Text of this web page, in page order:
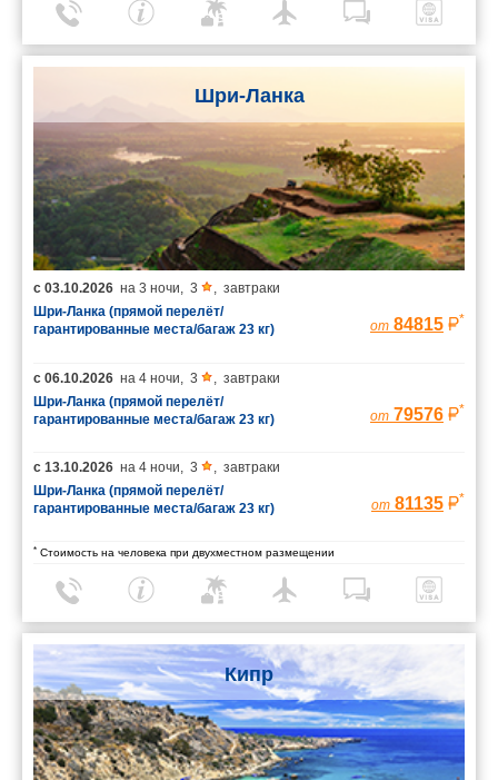
Шри-Ланка
с 03.10.2026 на 3 ночи, 3 , завтраки
Шри-Ланка (прямой перелёт/
гарантированные места/багаж 23 кг)
от 84815 *
с 06.10.2026 на 4 ночи, 3 , завтраки
Шри-Ланка (прямой перелёт/
гарантированные места/багаж 23 кг)
от 79576 *
с 13.10.2026 на 4 ночи, 3 , завтраки
Шри-Ланка (прямой перелёт/
гарантированные места/багаж 23 кг)
от 81135 *
* Стоимость на человека при двухместном размещении
Кипр